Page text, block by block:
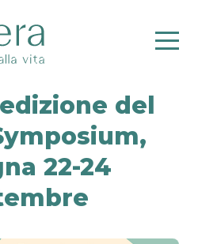
del
22-24